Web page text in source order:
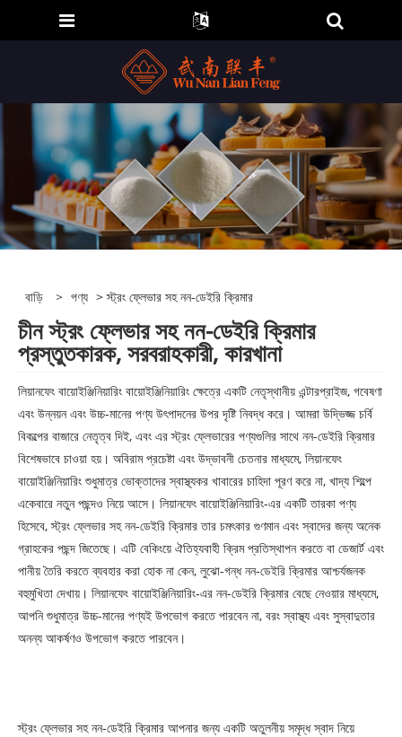
বাড়ি > পণ্য > স্ট্রং ফ্লেভার সহ নন-ডেইরি ক্রিমার
চীন স্ট্রং ফ্লেভার সহ নন-ডেইরি ক্রিমার
প্রস্তুতকারক, সরবরাহকারী, কারখানা
লিয়ানফেং বায়োইঞ্জিনিয়ারিং বায়োইঞ্জিনিয়ারিং ক্ষেত্রে একটি নেতৃস্থানীয় এন্টারপ্রাইজ, গবেষণা
এবং উন্নয়ন এবং উচ্চ-মানের পণ্য উৎপাদনের উপর দৃষ্টি নিবদ্ধ করে। আমরা উদ্ভিজ্জ চর্বি
বিকল্পের বাজারে নেতৃত্ব দিই, এবং এর স্ট্রং ফ্লেভারের পণ্যগুলির সাথে নন-ডেইরি ক্রিমার
বিশেষভাবে চাওয়া হয়। অবিরাম প্রচেষ্টা এবং উদ্ভাবনী চেতনার মাধ্যমে, লিয়ানফেং
বায়োইঞ্জিনিয়ারিং শুধুমাত্র ভোক্তাদের স্বাস্থ্যকর খাবারের চাহিদা পূরণ করে না, খাদ্য শিল্পে
একেবারে নতুন পছন্দও নিয়ে আসে। লিয়ানফেং বায়োইঞ্জিনিয়ারিং-এর একটি তারকা পণ্য
হিসেবে, স্ট্রং ফ্লেভার সহ নন-ডেইরি ক্রিমার তার চমৎকার গুণমান এবং স্বাদের জন্য অনেক
গ্রাহকের পছন্দ জিতেছে। এটি বেকিংয়ে ঐতিহ্যবাহী ক্রিম প্রতিস্থাপন করতে বা ডেজার্ট এবং
পানীয় তৈরি করতে ব্যবহার করা হোক না কেন, লুঝো-গন্ধ নন-ডেইরি ক্রিমার আশ্চর্যজনক
বহুমুখিতা দেখায়। লিয়ানফেং বায়োইঞ্জিনিয়ারিং-এর নন-ডেইরি ক্রিমার বেছে নেওয়ার মাধ্যমে,
আপনি শুধুমাত্র উচ্চ-মানের পণ্যই উপভোগ করতে পারবেন না, বরং স্বাস্থ্য এবং সুস্বাদুতার
অনন্য আকর্ষণও উপভোগ করতে পারবেন।
স্ট্রং ফ্লেভার সহ নন-ডেইরি ক্রিমার আপনার জন্য একটি অতুলনীয় সমৃদ্ধ স্বাদ নিয়ে